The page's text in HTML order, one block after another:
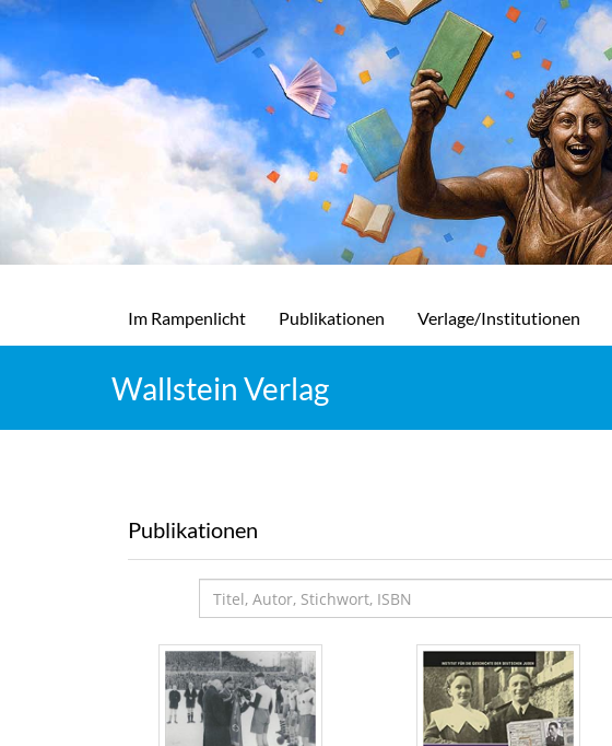
Im Rampenlicht Publikationen Verlage/Institutionen
Wallstein Verlag
Publikationen